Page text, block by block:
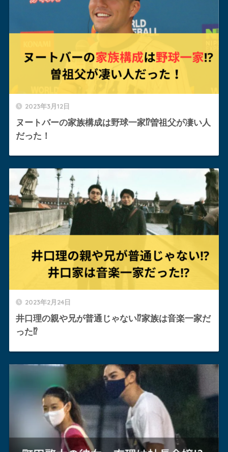
2023年3月12日
ヌートバーの家族構成は野球一家⁉︎曽祖父が凄い人
だった！
2023年2月24日
井口理の親や兄が普通じゃない⁉︎家族は音楽一家だ
った⁉︎